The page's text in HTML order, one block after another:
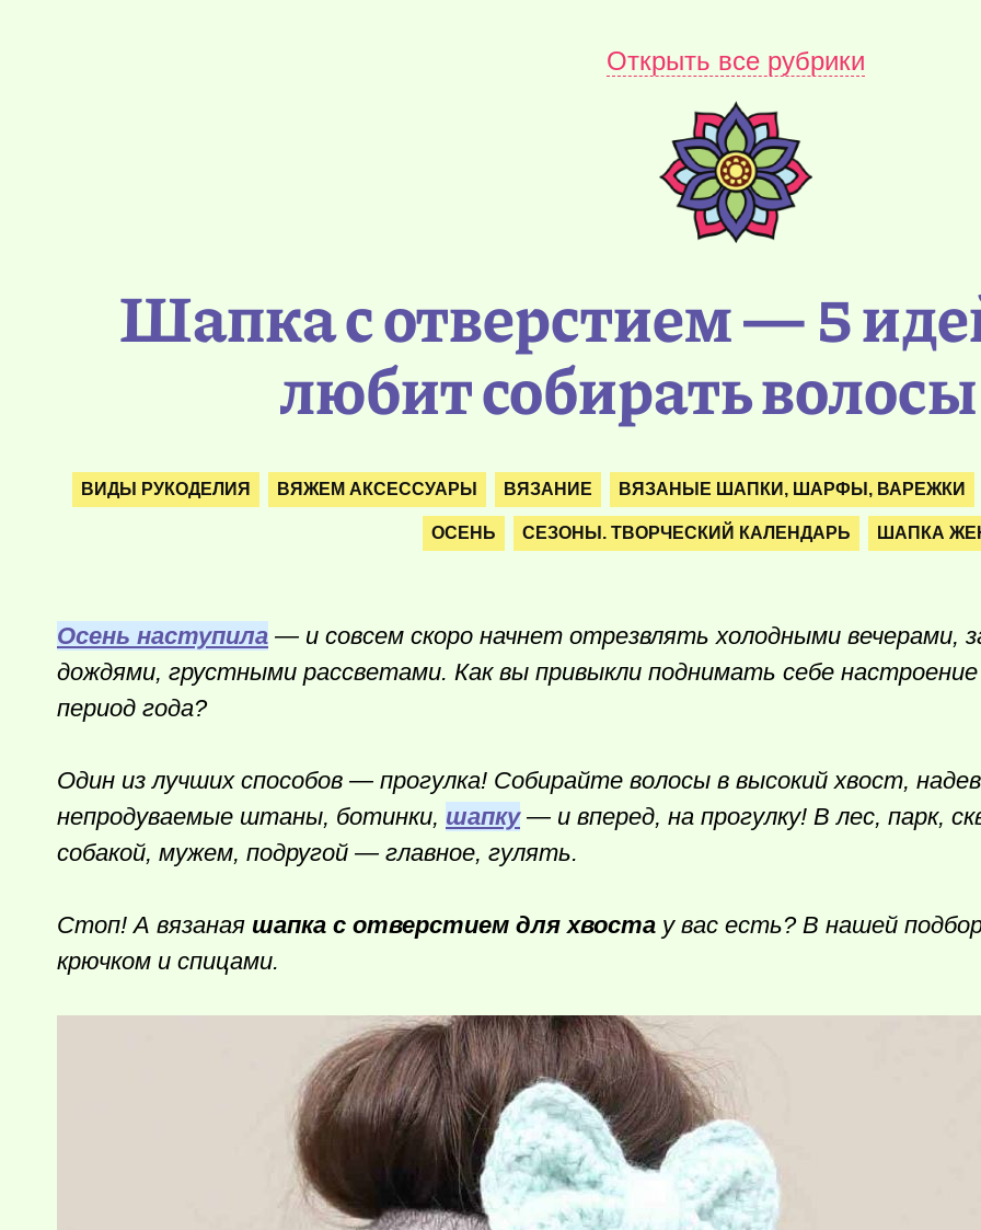
Открыть все рубрики
Шапка с отверстием — 5
любит собирать волосы
ВИДЫ РУКОДЕЛИЯ ВЯЖЕМ АКСЕССУАРЫ ВЯЗАНИЕ ВЯЗАНЫЕ ШАПКИ, ШАРФЫ, ВАРЕЖКИ
ОСЕНЬ СЕЗОНЫ. ТВОРЧЕСКИЙ КАЛЕНДАРЬ ШАПКА
Осень наступила — и совсем скоро начнет отрезвлять холодными вечерами,
дождями, грустными рассветами. Как вы привыкли поднимать себе
период года?
Один из лучших способов — прогулка! Собирайте волосы в высокий хвост,
непродуваемые штаны, ботинки, шапку— и вперед, на прогулку! В лес, парк,
собакой, мужем, подругой — главное, гулять.
Стоп! А вязаная шапка с отверстием для хвоста у вас есть? В нашей
крючком и спицами.